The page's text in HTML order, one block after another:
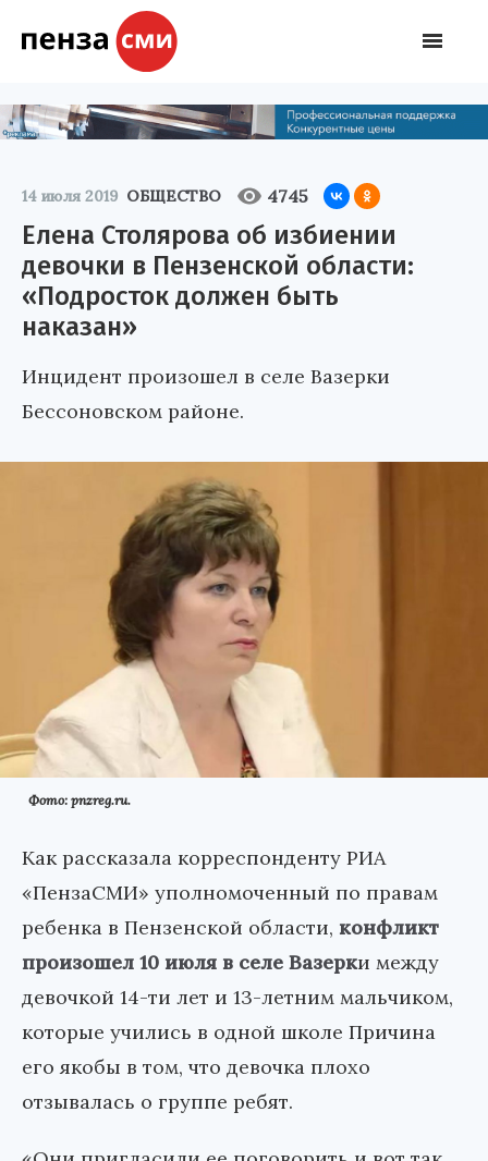
14 июля 2019 ОБЩЕСТВО 4745
Елена Столярова об избиении
девочки в Пензенской области:
«Подросток должен быть
наказан»
Инцидент произошел в селе Вазерки
Бессоновском районе.
Фото: pnzreg.ru.
Как рассказала корреспонденту РИА
«ПензаСМИ» уполномоченный по правам
ребенка в Пензенской области, конфликт
произошел 10 июля в селе Вазерки между
девочкой 14-ти лет и 13-летним мальчиком,
которые учились в одной школе Причина
его якобы в том, что девочка плохо
отзывалась о группе ребят.